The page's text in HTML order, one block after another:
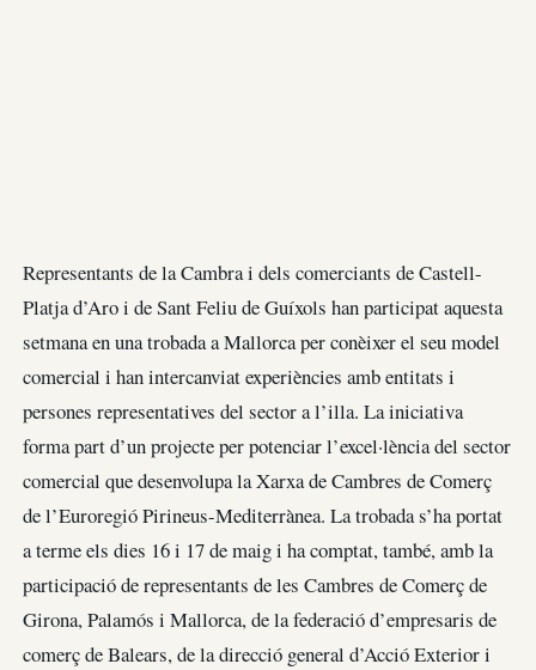
Representants de la Cambra i dels comerciants de Castell-
Platja d’Aro i de Sant Feliu de Guíxols han participat aquesta
setmana en una trobada a Mallorca per conèixer el seu model
comercial i han intercanviat experiències amb entitats i
persones representatives del sector a l’illa. La iniciativa
forma part d’un projecte per potenciar l’excel·lència del sector
comercial que desenvolupa la Xarxa de Cambres de Comerç
de l’Euroregió Pirineus-Mediterrànea. La trobada s’ha portat
a terme els dies 16 i 17 de maig i ha comptat, també, amb la
participació de representants de les Cambres de Comerç de
Girona, Palamós i Mallorca, de la federació d’empresaris de
comerç de Balears, de la direcció general d’Acció Exterior i